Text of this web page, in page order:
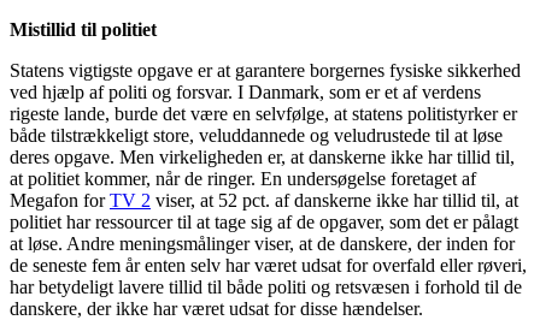
Mistillid til politiet
Statens vigtigste opgave er at garantere borgernes fysiske sikkerhed
ved hjælp af politi og forsvar. I Danmark, som er et af verdens
rigeste lande, burde det være en selvfølge, at statens politistyrker er
både tilstrækkeligt store, veluddannede og veludrustede til at løse
deres opgave. Men virkeligheden er, at danskerne ikke har tillid til,
at politiet kommer, når de ringer. En undersøgelse foretaget af
Megafon forTV 2 viser, at 52 pct. af danskerne ikke har tillid til, at
politiet har ressourcer til at tage sig af de opgaver, som det er pålagt
at løse. Andre meningsmålinger viser, at de danskere, der inden for
de seneste fem år enten selv har været udsat for overfald eller røveri,
har betydeligt lavere tillid til både politi og retsvæsen i forhold til de
danskere, der ikke har været udsat for disse hændelser.